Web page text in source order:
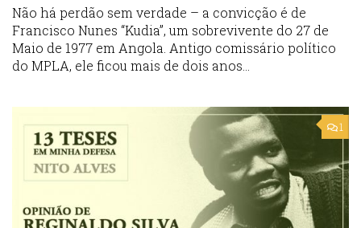
Não há perdão sem verdade – a convicção é de
Francisco Nunes “Kudia”, um sobrevivente do 27 de
Maio de 1977 em Angola. Antigo comissário político
do MPLA, ele ficou mais de dois anos...
1